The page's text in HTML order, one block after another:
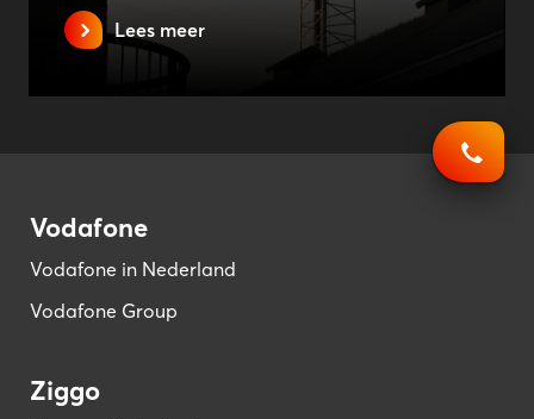
Lees meer
Vodafone
Vodafone in Nederland
Vodafone Group
Ziggo